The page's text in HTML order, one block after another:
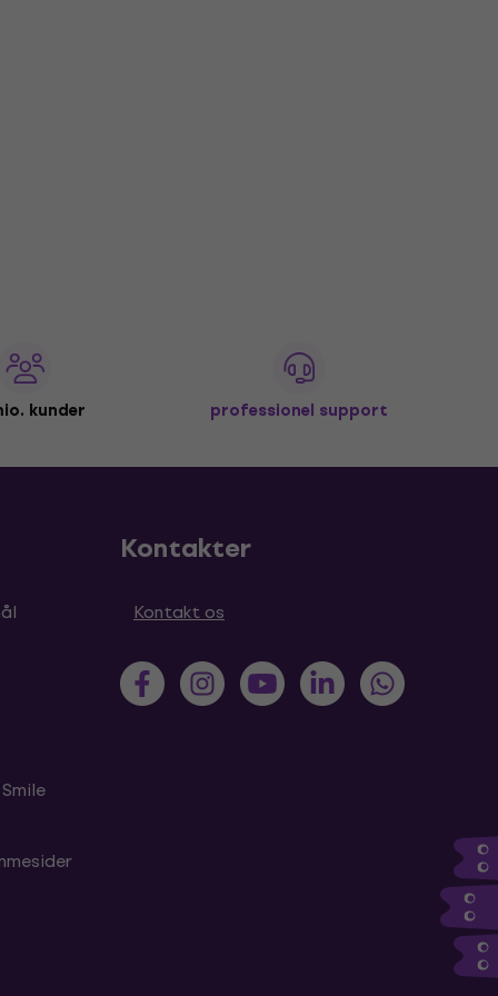
kunder professionel support
Kontakter
Kontakt os